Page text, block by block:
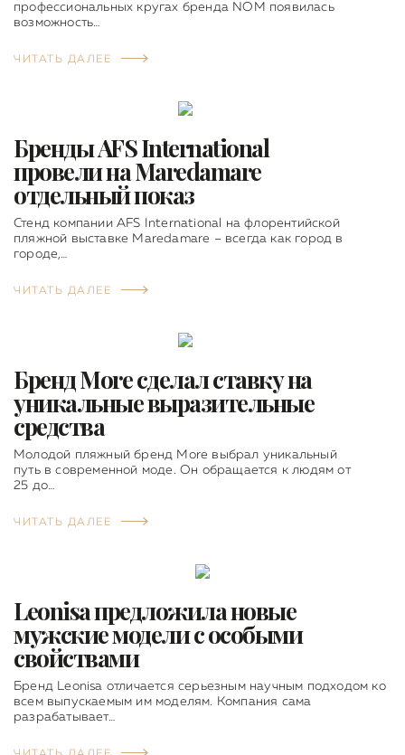
профессиональных кругах бренда NOM появилась
возможность…
ЧИТАТЬ ДАЛЕЕ
Бренды AFS International
провели на Maredamare
отдельный показ
Стенд компании AFS International на флорентийской
пляжной выставке Maredamare – всегда как город в
городе,…
ЧИТАТЬ ДАЛЕЕ
Бренд More сделал ставку на
уникальные выразительные
средства
Молодой пляжный бренд More выбрал уникальный
путь в современной моде. Он обращается к людям от
25 до…
ЧИТАТЬ ДАЛЕЕ
Leonisa предложила новые
мужские модели с особыми
свойствами
Бренд Leonisa отличается серьезным научным подходом ко
всем выпускаемым им моделям. Компания сама
разрабатывает…